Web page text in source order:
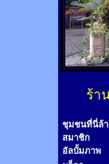
ร้า
ชุมชนที่นี่ล้
สมาชิก
อัลบั้มภาพ